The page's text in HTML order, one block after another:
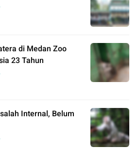
di Medan Zoo
23 Tahun
Internal, Belum